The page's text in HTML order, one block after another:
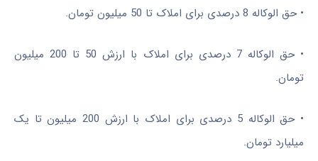
• حق الوکاله 8 درصدی برای املاک تا 50 میلیون تومان.
•
حق الوکاله 7 درصدی برای املاک با ارزش 50 تا 200 میلیون
تومان.
•
حق الوکاله 5 درصدی برای املاک با ارزش 200 میلیون تا یک
میلیارد تومان.